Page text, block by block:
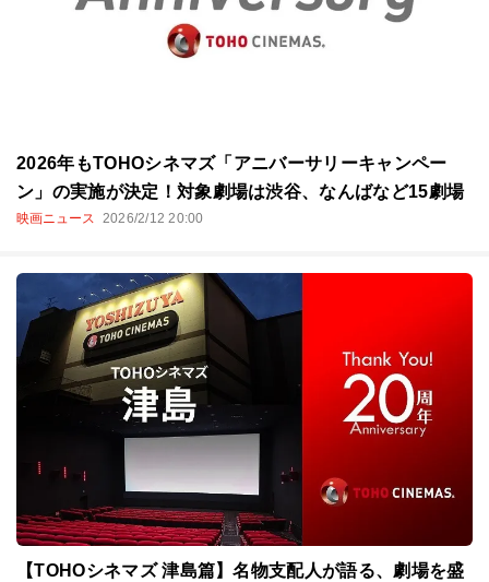
2026年もTOHOシネマズ「アニバーサリーキャンペー
ン」の実施が決定！対象劇場は渋谷、なんばなど15劇場
映画ニュース 2026/2/12 20:00
【TOHOシネマズ 津島篇】名物支配人が語る、劇場を盛